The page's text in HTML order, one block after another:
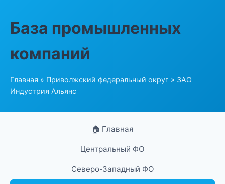
База промышленных
компаний
Главная » Приволжский федеральный округ » ЗАО
Индустрия Альянс
🏠 Главная
Центральный ФО
Северо-Западный ФО